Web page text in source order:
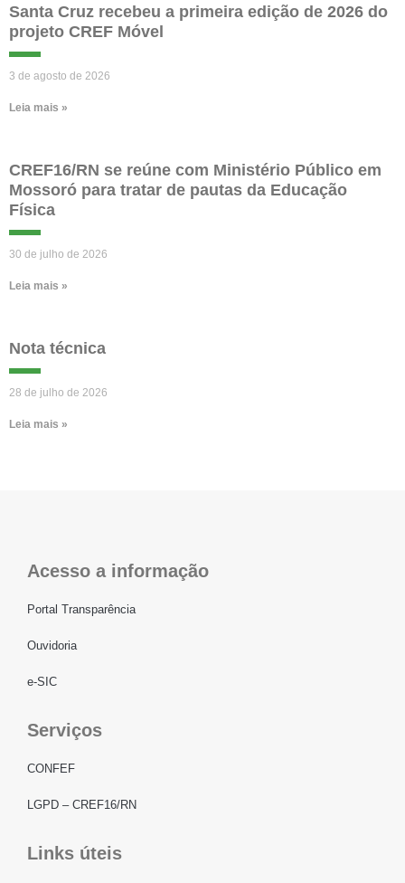
Santa Cruz recebeu a primeira edição de 2026 do
projeto CREF Móvel
3 de agosto de 2026
Leia mais »
CREF16/RN se reúne com Ministério Público em
Mossoró para tratar de pautas da Educação
Física
30 de julho de 2026
Leia mais »
Nota técnica
28 de julho de 2026
Leia mais »
Acesso a informação
Portal Transparência
Ouvidoria
e-SIC
Serviços
CONFEF
LGPD – CREF16/RN
Links úteis